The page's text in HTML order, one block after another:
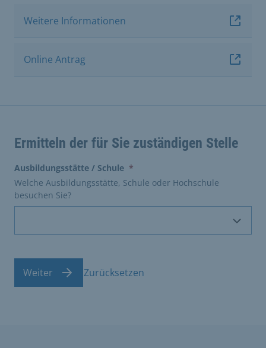
Weitere Informationen
Online Antrag
Ermitteln der für Sie zuständigen Stelle
Ausbildungsstätte / Schule *
Welche Ausbildungsstätte, Schule oder Hochschule
besuchen Sie?
Weiter Zurücksetzen